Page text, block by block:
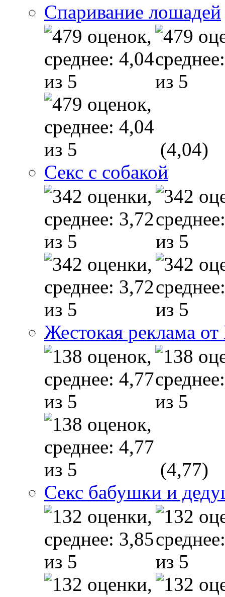
Спаривание лошадей
(4,04)
Секс с собакой
Жестокая реклама
(4,77)
Секс бабушки и